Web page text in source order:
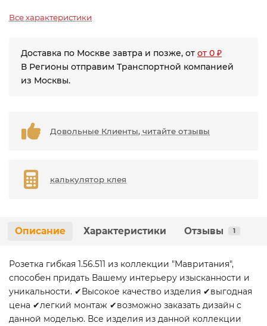
Все характеристики
Доставка по Москве завтра и позже, от от 0 ₽
В Регионы отправим Транспортной компанией
из Москвы.
Довольные Клиенты, читайте отзывы
калькулятор клея
Описание Характеристики Отзывы 1
Розетка гибкая 1.56.511 из коллекции "Мавритания",
способен придать Вашему интерьеру изысканности и
уникальности. ✔Высокое качество изделия ✔выгодная
цена ✔легкий монтаж ✔возможно заказать дизайн с
данной моделью. Все изделия из данной коллекции